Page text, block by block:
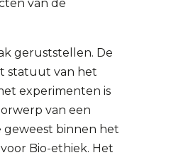
van de
geruststellen. De
statuut van het
experimenten is
van een
geweest binnen het
Bio-ethiek. Het